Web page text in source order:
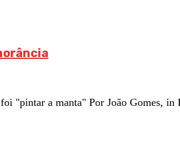
"pintar a manta" Por João Gomes,